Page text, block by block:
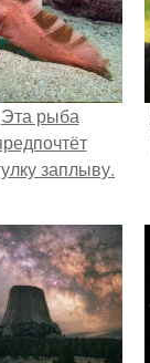
Эта рыба
заплыву.